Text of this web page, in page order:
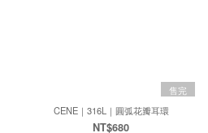
售完
CENE｜316L｜圓弧花瓣耳環
NT$680